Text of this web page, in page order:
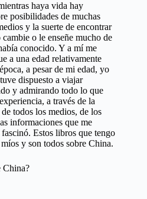
haya vida hay
posibilidades de muchas
y la suerte de encontrar
o le enseñe mucho de
conocido. Y a mí me
a una edad relativamente
a pesar de mi edad, yo
dispuesto a viajar
y admirando todo lo que
a través de la
todos los medios, de los
informaciones que me
Estos libros que tengo
y son todos sobre China.
China?